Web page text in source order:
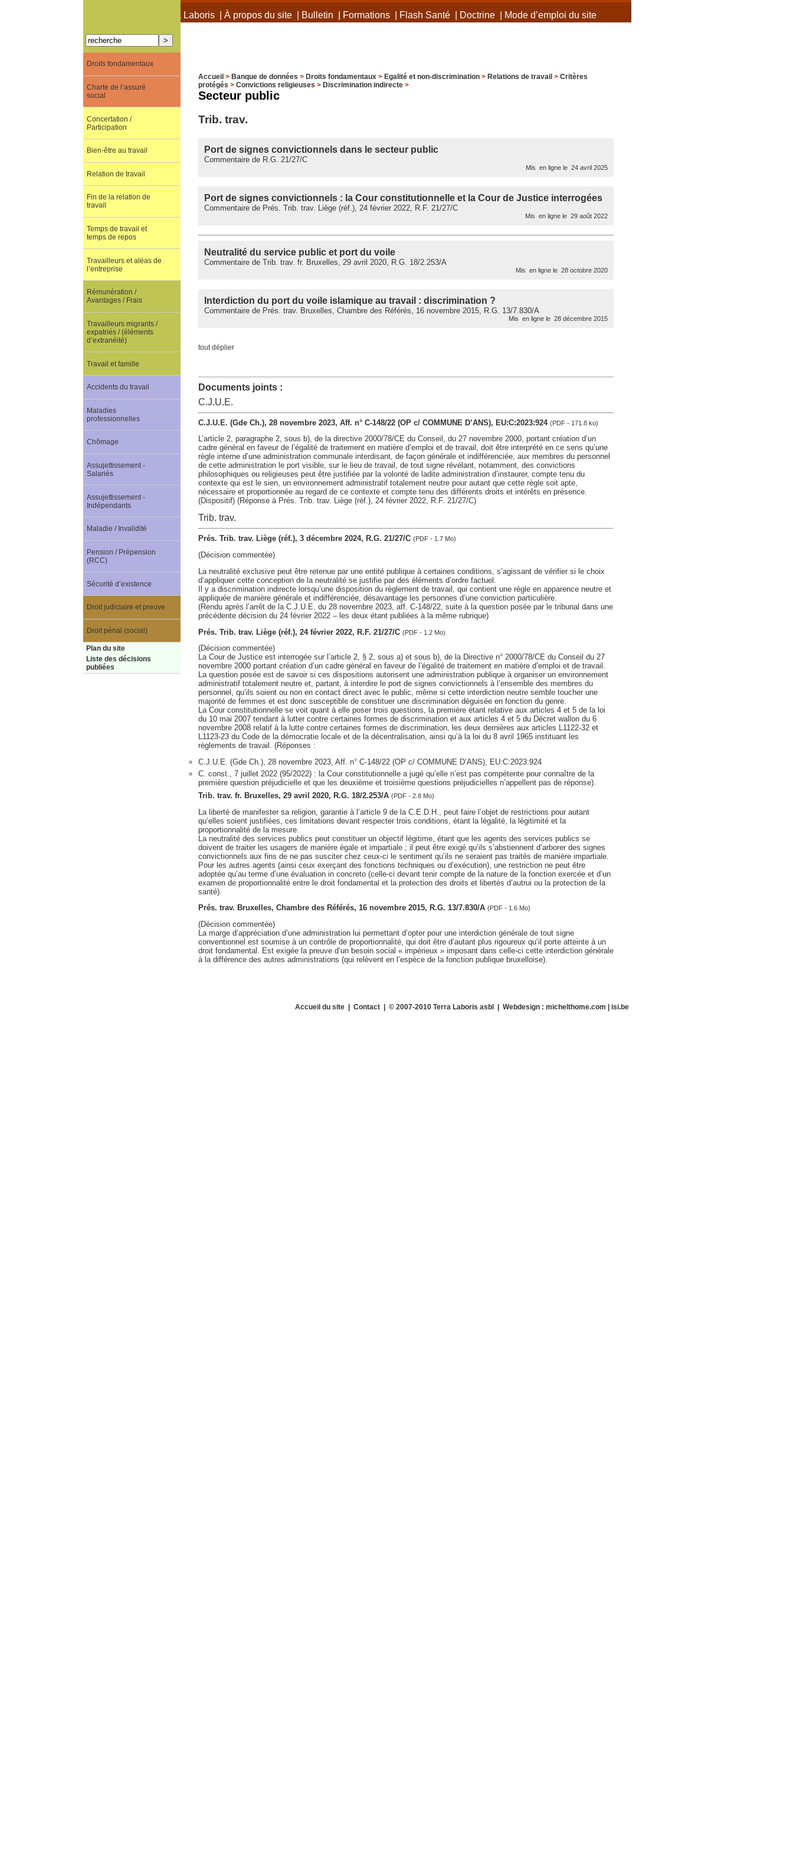
À propos de Terra Laboris| À propos du site| Bulletin Formations| Flash Santé| Doctrine| Mode d’emploi du site
Accueil > Banque de données > Droits fondamentaux> Egalité et non-discrimination> Relations de travail > Critères
protégés > Convictions religieuses > Discrimination indirecte>
Secteur public
Trib. trav.
Port de signes convictionnels dans le secteur public
Commentaire de R.G. 21/27/C
Mis en ligne le 24 avril 2025
Port de signes convictionnels : la Cour constitutionnelle et la Cour de Justice interrogées
Commentaire de Prés. Trib. trav. Liège (réf.), 24 février 2022, R.F. 21/27/C
Mis en ligne le 29 août 2022
Neutralité du service public et port du voile
Commentaire de Trib. trav. fr. Bruxelles, 29 avril 2020, R.G. 18/2.253/A
Mis en ligne le 28 octobre 2020
Interdiction du port du voile islamique au travail : discrimination ?
Commentaire de Prés. trav. Bruxelles, Chambre des Référés, 16 novembre 2015, R.G. 13/7.830/A
Mis en ligne le 28 décembre 2015
tout déplier
Documents joints :
C.J.U.E.
C.J.U.E. (Gde Ch.), 28 novembre 2023, Aff. n° C-148/22 (OP c/ COMMUNE D’ANS), EU:C:2023:924 (PDF - 171.8 ko)
L’article 2, paragraphe 2, sous b), de la directive 2000/78/CE du Conseil, du 27 novembre 2000, portant création d’un
cadre général en faveur de l’égalité de traitement en matière d’emploi et de travail, doit être interprété en ce sens qu’une
règle interne d’une administration communale interdisant, de façon générale et indifférenciée, aux membres du personnel
de cette administration le port visible, sur le lieu de travail, de tout signe révélant, notamment, des convictions
philosophiques ou religieuses peut être justifiée par la volonté de ladite administration d’instaurer, compte tenu du
contexte qui est le sien, un environnement administratif totalement neutre pour autant que cette règle soit apte,
nécessaire et proportionnée au regard de ce contexte et compte tenu des différents droits et intérêts en présence.
(Dispositif) (Réponse à Prés. Trib. trav. Liège (réf.), 24 février 2022, R.F. 21/27/C)
Trib. trav.
Prés. Trib. trav. Liège (réf.), 3 décembre 2024, R.G. 21/27/C (PDF - 1.7 Mo)
(Décision commentée)
La neutralité exclusive peut être retenue par une entité publique à certaines conditions, s’agissant de vérifier si le choix
d’appliquer cette conception de la neutralité se justifie par des éléments d’ordre factuel.
Il y a discrimination indirecte lorsqu’une disposition du règlement de travail, qui contient une règle en apparence neutre et
appliquée de manière générale et indifférenciée, désavantage les personnes d’une conviction particulière.
(Rendu après l’arrêt de la C.J.U.E. du 28 novembre 2023, aff. C-148/22, suite à la question posée par le tribunal dans une
précédente décision du 24 février 2022 – les deux étant publiées à la même rubrique)
Prés. Trib. trav. Liège (réf.), 24 février 2022, R.F. 21/27/C (PDF - 1.2 Mo)
(Décision commentée)
La Cour de Justice est interrogée sur l’article 2, § 2, sous a) et sous b), de la Directive n° 2000/78/CE du Conseil du 27
novembre 2000 portant création d’un cadre général en faveur de l’égalité de traitement en matière d’emploi et de travail.
La question posée est de savoir si ces dispositions autorisent une administration publique à organiser un environnement
administratif totalement neutre et, partant, à interdire le port de signes convictionnels à l’ensemble des membres du
personnel, qu’ils soient ou non en contact direct avec le public, même si cette interdiction neutre semble toucher une
majorité de femmes et est donc susceptible de constituer une discrimination déguisée en fonction du genre.
La Cour constitutionnelle se voit quant à elle poser trois questions, la première étant relative aux articles 4 et 5 de la loi
du 10 mai 2007 tendant à lutter contre certaines formes de discrimination et aux articles 4 et 5 du Décret wallon du 6
novembre 2008 relatif à la lutte contre certaines formes de discrimination, les deux dernières aux articles L1122-32 et
L1123-23 du Code de la démocratie locale et de la décentralisation, ainsi qu’à la loi du 8 avril 1965 instituant les
règlements de travail. (Réponses :
C.J.U.E. (Gde Ch.), 28 novembre 2023, Aff. n° C-148/22 (OP c/ COMMUNE D’ANS), EU:C:2023:924
C. const., 7 juillet 2022 (95/2022) : la Cour constitutionnelle a jugé qu’elle n’est pas compétente pour connaître de la
première question préjudicielle et que les deuxième et troisième questions préjudicielles n’appellent pas de réponse).
Trib. trav. fr. Bruxelles, 29 avril 2020, R.G. 18/2.253/A (PDF - 2.8 Mo)
La liberté de manifester sa religion, garantie à l’article 9 de la C.E.D.H., peut faire l’objet de restrictions pour autant
qu’elles soient justifiées, ces limitations devant respecter trois conditions, étant la légalité, la légitimité et la
proportionnalité de la mesure.
La neutralité des services publics peut constituer un objectif légitime, étant que les agents des services publics se
doivent de traiter les usagers de manière égale et impartiale ; il peut être exigé qu’ils s’abstiennent d’arborer des signes
convictionnels aux fins de ne pas susciter chez ceux-ci le sentiment qu’ils ne seraient pas traités de manière impartiale.
Pour les autres agents (ainsi ceux exerçant des fonctions techniques ou d’exécution), une restriction ne peut être
adoptée qu’au terme d’une évaluation in concreto (celle-ci devant tenir compte de la nature de la fonction exercée et d’un
examen de proportionnalité entre le droit fondamental et la protection des droits et libertés d’autrui ou la protection de la
santé).
Prés. trav. Bruxelles, Chambre des Référés, 16 novembre 2015, R.G. 13/7.830/A (PDF - 1.6 Mo)
(Décision commentée)
La marge d’appréciation d’une administration lui permettant d’opter pour une interdiction générale de tout signe
conventionnel est soumise à un contrôle de proportionnalité, qui doit être d’autant plus rigoureux qu’il porte atteinte à un
droit fondamental. Est exigée la preuve d’un besoin social « impérieux » imposant dans celle-ci cette interdiction générale
à la différence des autres administrations (qui relèvent en l’espèce de la fonction publique bruxelloise).
Droits fondamentaux
Charte de l’assuré
social
Concertation /
Participation
Bien-être au travail
Relation de travail
Fin de la relation de
travail
Temps de travail et
temps de repos
Travailleurs et aléas de
l’entreprise
Rémunération /
Avantages / Frais
Travailleurs migrants /
expatriés / (éléments
d’extranéité)
Travail et famille
Accidents du travail
Maladies
professionnelles
Chômage
Assujettissement -
Salariés
Assujettissement -
Indépendants
Maladie / Invalidité
Pension / Prépension
(RCC)
Sécurité d’existence
Droit judiciaire et preuve
Droit pénal (social)
Plan du site
Liste des décisions
publiées
Accueil du site| Contact| © 2007-2010 Terra Laboris asbl | Webdesign : michelthome.com | isi.be